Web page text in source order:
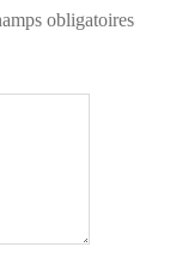
obligatoires